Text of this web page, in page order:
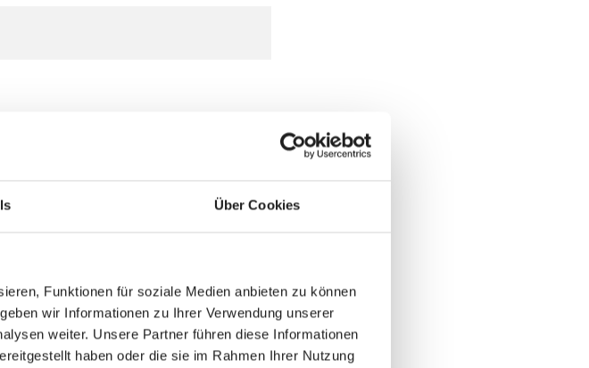
Über Cookies
Funktionen für soziale Medien anbieten zu können
wir Informationen zu Ihrer Verwendung unserer
weiter. Unsere Partner führen diese Informationen
haben oder die sie im Rahmen Ihrer Nutzung